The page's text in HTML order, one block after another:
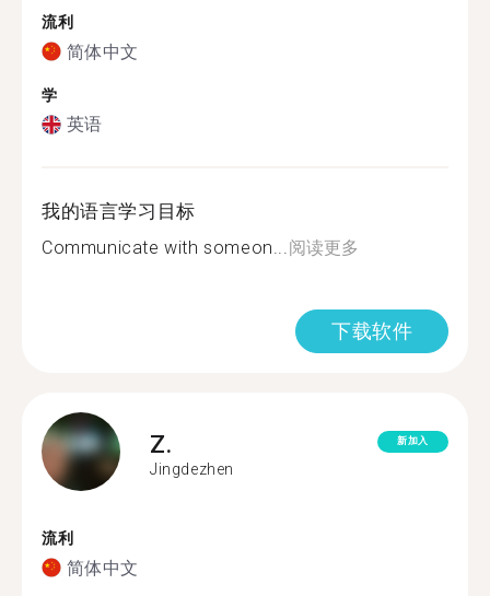
流利
简体中文
学
英语
我的语言学习目标
Communicate with someon...阅读更多
下载软件
Z.
Jingdezhen
新加入
流利
简体中文